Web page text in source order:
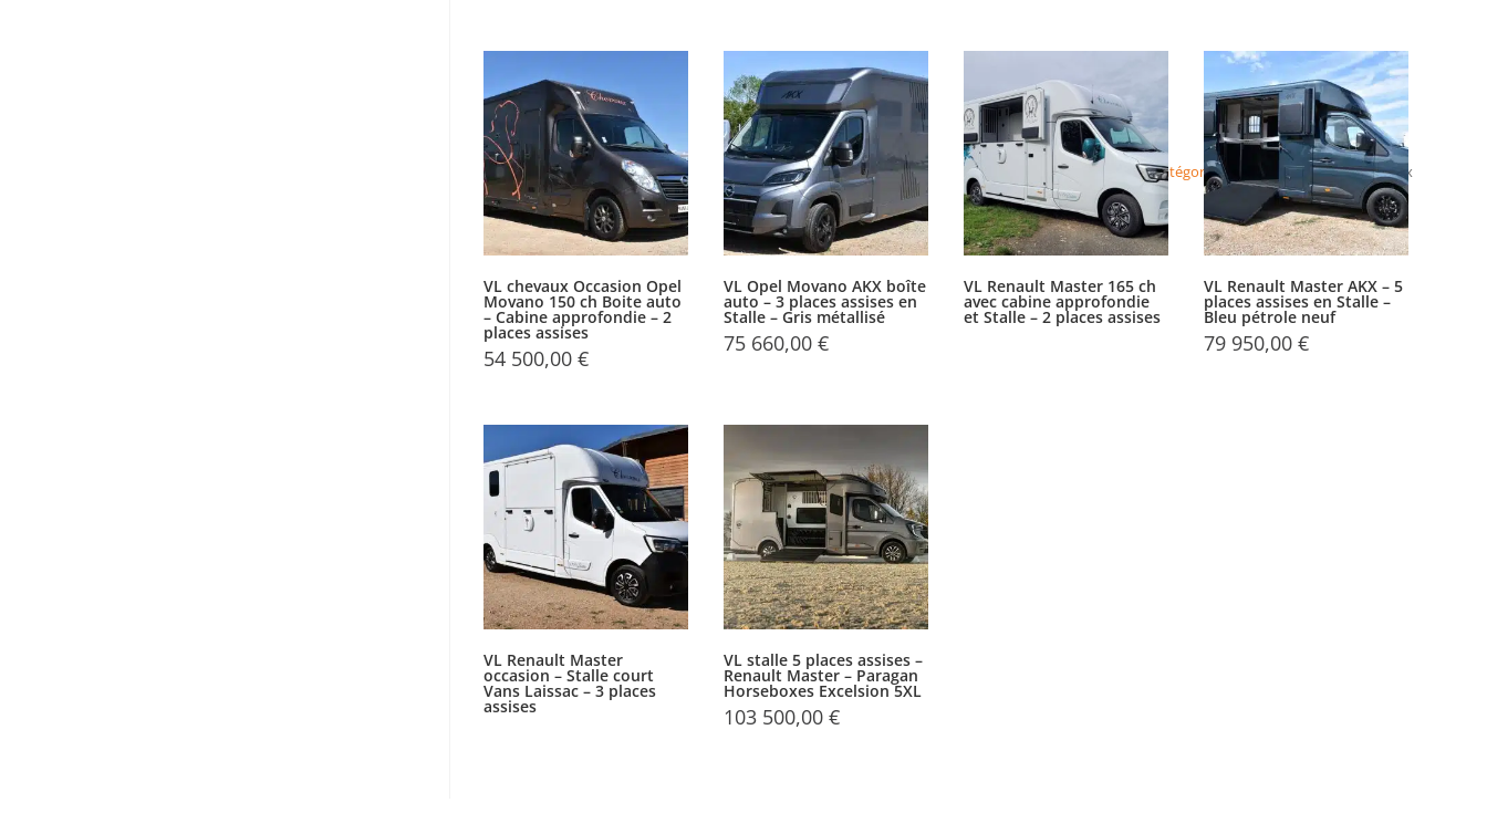
Accueil > Catégorie produits > Camions chevaux
VL chevaux Occasion Opel
Movano 150 ch Boite auto
– Cabine approfondie – 2
places assises
54 500,00 €
VL Opel Movano AKX boîte
auto – 3 places assises en
Stalle – Gris métallisé
75 660,00 €
VL Renault Master 165 ch
avec cabine approfondie
et Stalle – 2 places assises
VL Renault Master AKX – 5
places assises en Stalle –
Bleu pétrole neuf
79 950,00€
VL Renault Master
occasion – Stalle court
Vans Laissac – 3 places
assises
VL stalle 5 places assises –
Renault Master – Paragan
Horseboxes Excelsion 5XL
103 500,00 €